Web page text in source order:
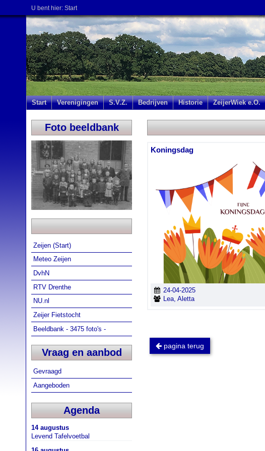
U bent hier: Start
Start Verenigingen S.V.Z. Bedrijven Historie ZeijerWiek e.O.
Foto beeldbank
Zeijen (Start)
Meteo Zeijen
DvhN
RTV Drenthe
NU.nl
Zeijer Fietstocht
Beeldbank - 3475 foto's -
Vraag en aanbod
Gevraagd
Aangeboden
Agenda
14 augustus
Levend Tafelvoetbal
Koningsdag
24-04-2025
Lea, Aletta
pagina terug